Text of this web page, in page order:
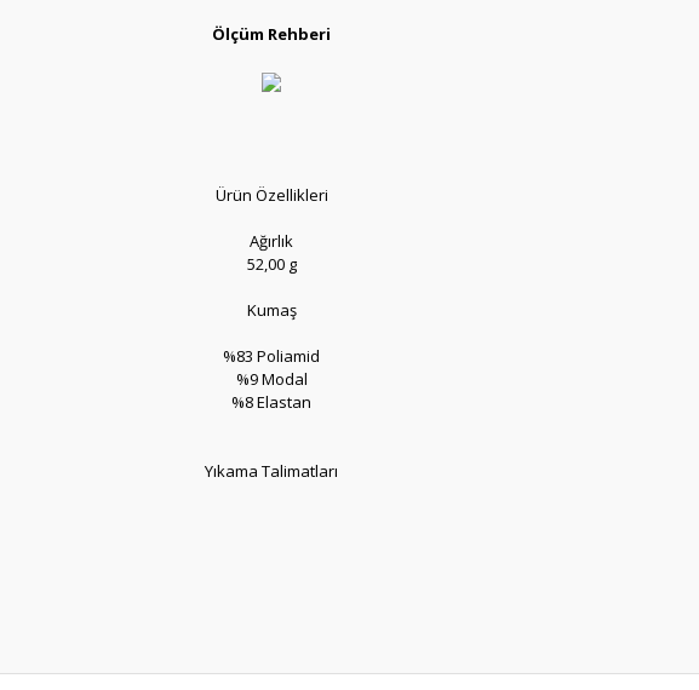
Ölçüm Rehberi
Ürün Özellikleri
Ağırlık
52,00 g
Kumaş
%83 Poliamid
%9 Modal
%8 Elastan
Yıkama Talimatları